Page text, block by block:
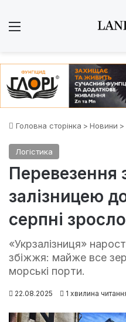
Головна сторінка > Новини >
Логістика
Перевезення
залізницею
серпні
«Укрзалізниця»
збіжжя: майже все
морські порти.
22.08.2025 1 хвилина